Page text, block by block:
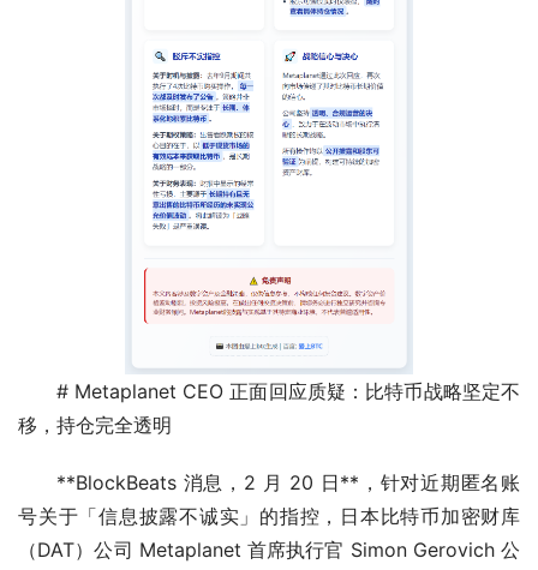
# Metaplanet CEO 正面回应质疑：比特币战略坚定不
移，持仓完全透明
**BlockBeats 消息，2 月 20 日**，针对近期匿名账
号关于「信息披露不诚实」的指控，日本比特币加密财库
（DAT）公司 Metaplanet 首席执行官 Simon Gerovich 公